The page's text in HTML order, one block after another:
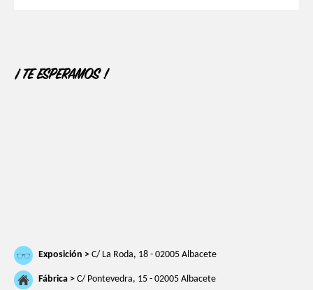
¡ TE ESPERAMOS !
Exposición > C/ La Roda, 18 - 02005 Albacete
Fábrica > C/ Pontevedra, 15 - 02005 Albacete